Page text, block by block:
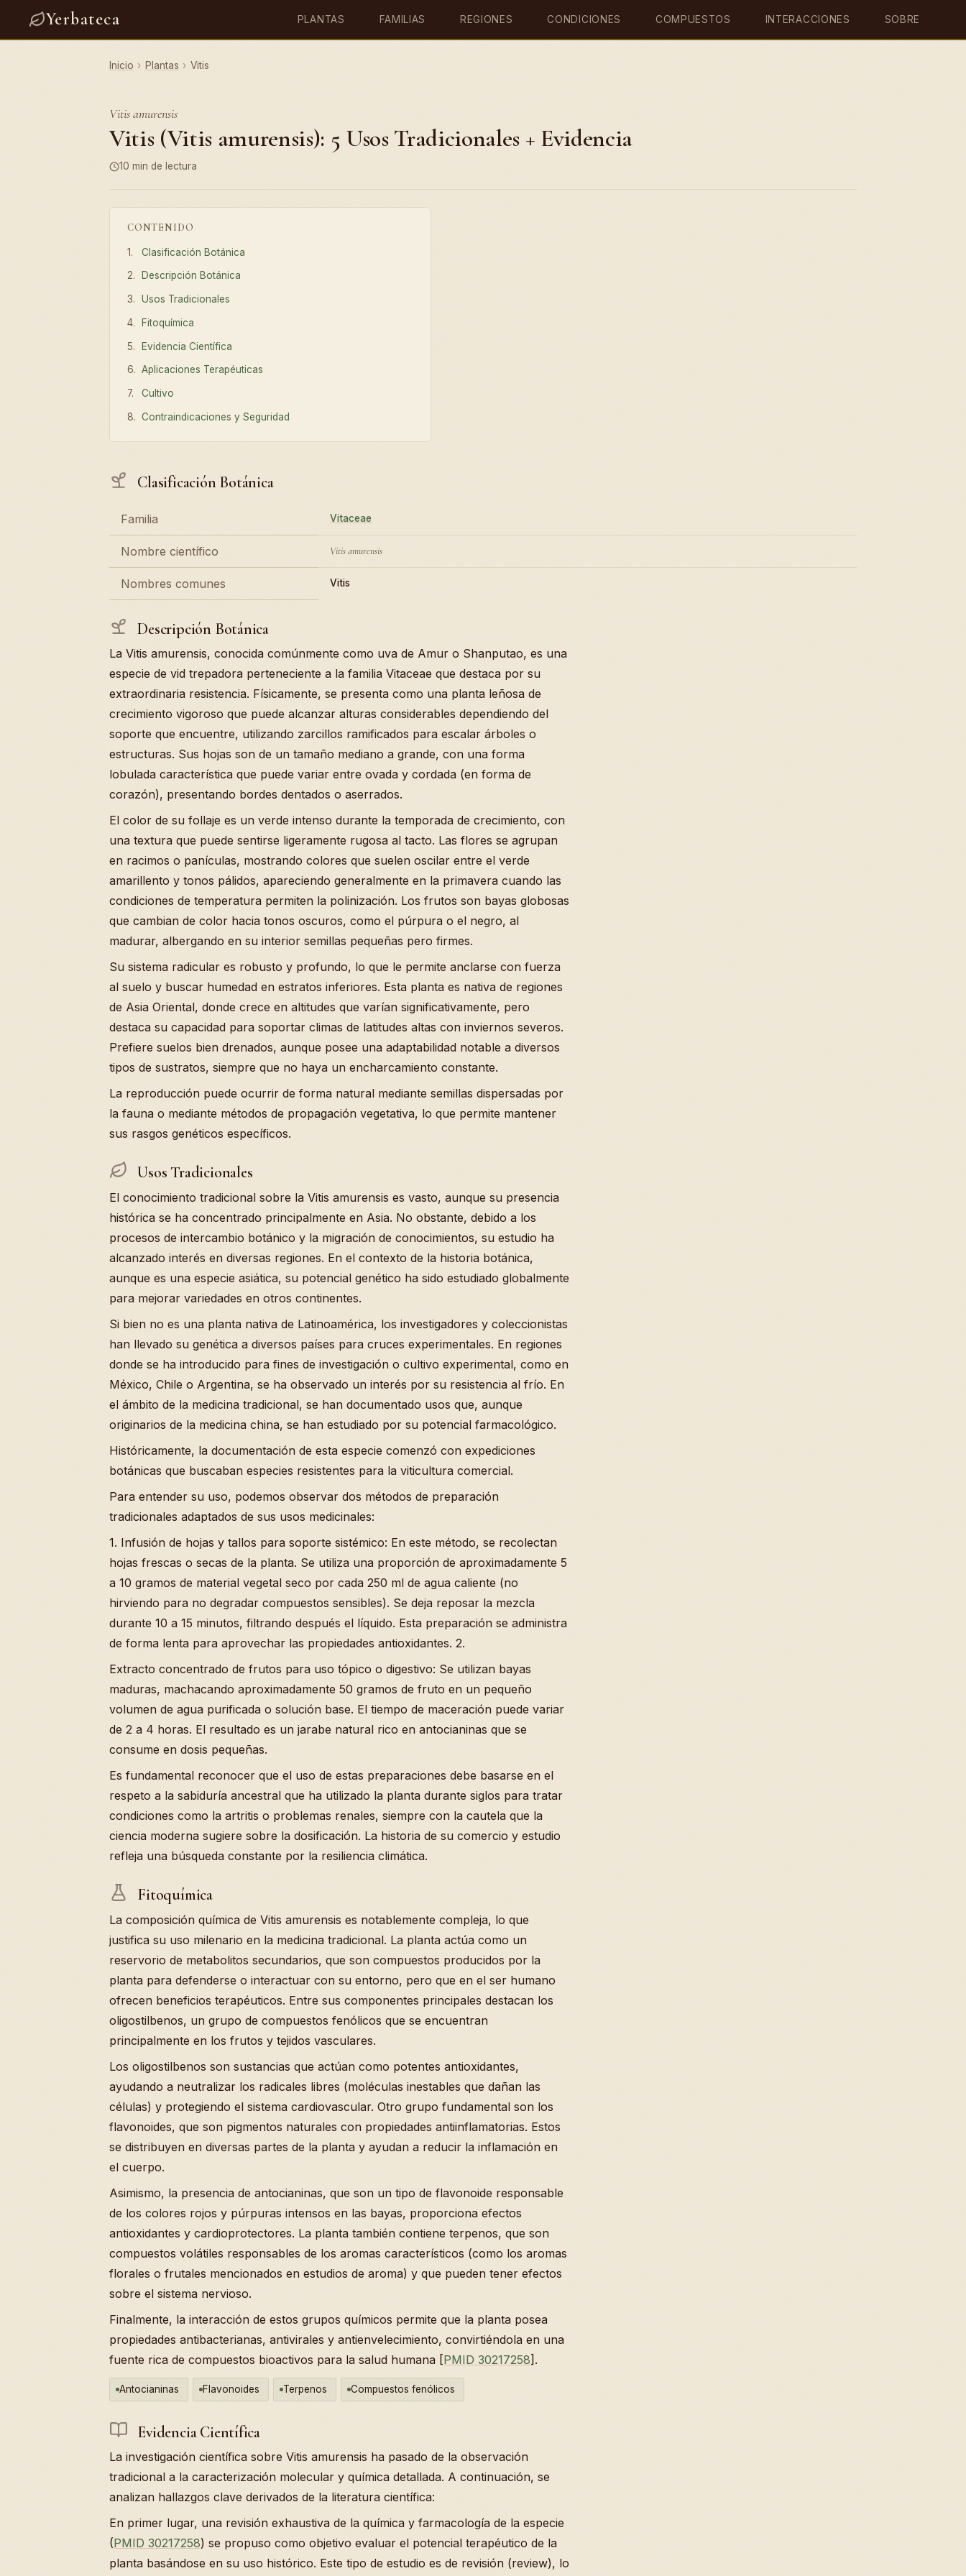
Yerbateca PLANTAS FAMILIAS REGIONES CONDICIONES COMPUESTOS INTERACCIONES SOBRE
Inicio › Plantas › Vitis
Vitis amurensis
Vitis (Vitis amurensis): 5 Usos Tradicionales + Evidencia
10 min de lectura
CONTENIDO
Clasificación Botánica
Descripción Botánica
Usos Tradicionales
Fitoquímica
Evidencia Científica
Aplicaciones Terapéuticas
Cultivo
Contraindicaciones y Seguridad
Clasificación Botánica
Familia Vitaceae
Nombre científico Vitis amurensis
Nombres comunes Vitis
Descripción Botánica
La Vitis amurensis, conocida comúnmente como uva de Amur o Shanputao, es una
especie de vid trepadora perteneciente a la familia Vitaceae que destaca por su
extraordinaria resistencia. Físicamente, se presenta como una planta leñosa de
crecimiento vigoroso que puede alcanzar alturas considerables dependiendo del
soporte que encuentre, utilizando zarcillos ramificados para escalar árboles o
estructuras. Sus hojas son de un tamaño mediano a grande, con una forma
lobulada característica que puede variar entre ovada y cordada (en forma de
corazón), presentando bordes dentados o aserrados.
El color de su follaje es un verde intenso durante la temporada de crecimiento, con
una textura que puede sentirse ligeramente rugosa al tacto. Las flores se agrupan
en racimos o panículas, mostrando colores que suelen oscilar entre el verde
amarillento y tonos pálidos, apareciendo generalmente en la primavera cuando las
condiciones de temperatura permiten la polinización. Los frutos son bayas globosas
que cambian de color hacia tonos oscuros, como el púrpura o el negro, al
madurar, albergando en su interior semillas pequeñas pero firmes.
Su sistema radicular es robusto y profundo, lo que le permite anclarse con fuerza
al suelo y buscar humedad en estratos inferiores. Esta planta es nativa de regiones
de Asia Oriental, donde crece en altitudes que varían significativamente, pero
destaca su capacidad para soportar climas de latitudes altas con inviernos severos.
Prefiere suelos bien drenados, aunque posee una adaptabilidad notable a diversos
tipos de sustratos, siempre que no haya un encharcamiento constante.
La reproducción puede ocurrir de forma natural mediante semillas dispersadas por
la fauna o mediante métodos de propagación vegetativa, lo que permite mantener
sus rasgos genéticos específicos.
Usos Tradicionales
El conocimiento tradicional sobre la Vitis amurensis es vasto, aunque su presencia
histórica se ha concentrado principalmente en Asia. No obstante, debido a los
procesos de intercambio botánico y la migración de conocimientos, su estudio ha
alcanzado interés en diversas regiones. En el contexto de la historia botánica,
aunque es una especie asiática, su potencial genético ha sido estudiado globalmente
para mejorar variedades en otros continentes.
Si bien no es una planta nativa de Latinoamérica, los investigadores y coleccionistas
han llevado su genética a diversos países para cruces experimentales. En regiones
donde se ha introducido para fines de investigación o cultivo experimental, como en
México, Chile o Argentina, se ha observado un interés por su resistencia al frío. En
el ámbito de la medicina tradicional, se han documentado usos que, aunque
originarios de la medicina china, se han estudiado por su potencial farmacológico.
Históricamente, la documentación de esta especie comenzó con expediciones
botánicas que buscaban especies resistentes para la viticultura comercial.
Para entender su uso, podemos observar dos métodos de preparación
tradicionales adaptados de sus usos medicinales:
1. Infusión de hojas y tallos para soporte sistémico: En este método, se recolectan
hojas frescas o secas de la planta. Se utiliza una proporción de aproximadamente 5
a 10 gramos de material vegetal seco por cada 250 ml de agua caliente (no
hirviendo para no degradar compuestos sensibles). Se deja reposar la mezcla
durante 10 a 15 minutos, filtrando después el líquido. Esta preparación se administra
de forma lenta para aprovechar las propiedades antioxidantes. 2.
Extracto concentrado de frutos para uso tópico o digestivo: Se utilizan bayas
maduras, machacando aproximadamente 50 gramos de fruto en un pequeño
volumen de agua purificada o solución base. El tiempo de maceración puede variar
de 2 a 4 horas. El resultado es un jarabe natural rico en antocianinas que se
consume en dosis pequeñas.
Es fundamental reconocer que el uso de estas preparaciones debe basarse en el
respeto a la sabiduría ancestral que ha utilizado la planta durante siglos para tratar
condiciones como la artritis o problemas renales, siempre con la cautela que la
ciencia moderna sugiere sobre la dosificación. La historia de su comercio y estudio
refleja una búsqueda constante por la resiliencia climática.
Fitoquímica
La composición química de Vitis amurensis es notablemente compleja, lo que
justifica su uso milenario en la medicina tradicional. La planta actúa como un
reservorio de metabolitos secundarios, que son compuestos producidos por la
planta para defenderse o interactuar con su entorno, pero que en el ser humano
ofrecen beneficios terapéuticos. Entre sus componentes principales destacan los
oligostilbenos, un grupo de compuestos fenólicos que se encuentran
principalmente en los frutos y tejidos vasculares.
Los oligostilbenos son sustancias que actúan como potentes antioxidantes,
ayudando a neutralizar los radicales libres (moléculas inestables que dañan las
células) y protegiendo el sistema cardiovascular. Otro grupo fundamental son los
flavonoides, que son pigmentos naturales con propiedades antiinflamatorias. Estos
se distribuyen en diversas partes de la planta y ayudan a reducir la inflamación en
el cuerpo.
Asimismo, la presencia de antocianinas, que son un tipo de flavonoide responsable
de los colores rojos y púrpuras intensos en las bayas, proporciona efectos
antioxidantes y cardioprotectores. La planta también contiene terpenos, que son
compuestos volátiles responsables de los aromas característicos (como los aromas
florales o frutales mencionados en estudios de aroma) y que pueden tener efectos
sobre el sistema nervioso.
Finalmente, la interacción de estos grupos químicos permite que la planta posea
propiedades antibacterianas, antivirales y antienvelecimiento, convirtiéndola en una
fuente rica de compuestos bioactivos para la salud humana [PMID 30217258].
Antocianinas Flavonoides Terpenos Compuestos fenólicos
Evidencia Científica
La investigación científica sobre Vitis amurensis ha pasado de la observación
tradicional a la caracterización molecular y química detallada. A continuación, se
analizan hallazgos clave derivados de la literatura científica:
En primer lugar, una revisión exhaustiva de la química y farmacología de la especie
(PMID 30217258) se propuso como objetivo evaluar el potencial terapéutico de la
planta basándose en su uso histórico. Este tipo de estudio es de revisión (review), lo